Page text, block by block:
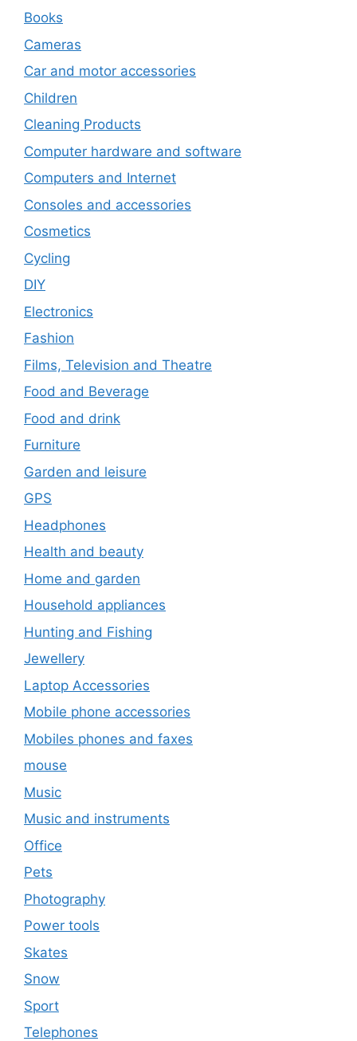
Books
Cameras
Car and motor accessories
Children
Cleaning Products
Computer hardware and software
Computers and Internet
Consoles and accessories
Cosmetics
Cycling
DIY
Electronics
Fashion
Films, Television and Theatre
Food and Beverage
Food and drink
Furniture
Garden and leisure
GPS
Headphones
Health and beauty
Home and garden
Household appliances
Hunting and Fishing
Jewellery
Laptop Accessories
Mobile phone accessories
Mobiles phones and faxes
mouse
Music
Music and instruments
Office
Pets
Photography
Power tools
Skates
Snow
Sport
Telephones